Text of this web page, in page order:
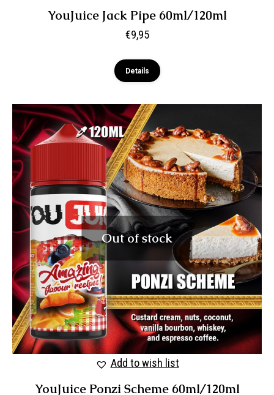
YouJuice Jack Pipe 60ml/120ml
€9,95
Details
Out of stock
Add to wish list
YouJuice Ponzi Scheme 60ml/120ml